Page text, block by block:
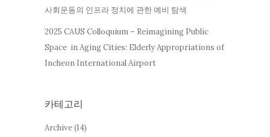
사회운동의 인프라 정치에 관한 예비 탐색
2025 CAUS Colloquium – Reimagining Public
Space in Aging Cities: Elderly Appropriations of
Incheon International Airport
카테고리
Archive(14)